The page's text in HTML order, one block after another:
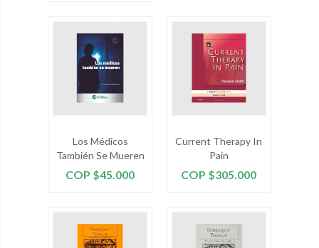
Los Médicos
También Se Mueren
Precio
COP $45.000
Current Therapy In
Pain
Precio
COP $305.000